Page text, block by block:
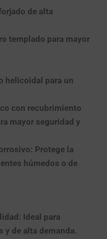
de alta
templado para mayor
helicoidal para un
con recubrimiento
mayor seguridad y
: Protege la
húmedos o de
: Ideal para
y de alta demanda.